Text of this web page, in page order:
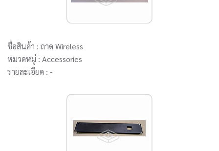
ชื่อสินค้า : ถาด Wireless
หมวดหมู่ : Accessories
รายละเอียด : -